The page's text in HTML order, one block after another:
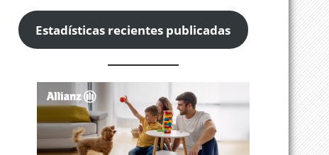
Estadísticas recientes publicadas